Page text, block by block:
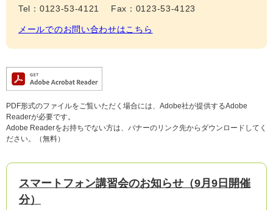
Tel：0123-53-4121
Fax：0123-53-4123
メールでのお問い合わせはこちら
PDF形式のファイルをご覧いただく場合には、Adobe社が提供するAdobe
Readerが必要です。
Adobe Readerをお持ちでない方は、バナーのリンク先からダウンロードしてく
ださい。（無料）
スマートフォン講習会のお知らせ（9月9日開催
分）